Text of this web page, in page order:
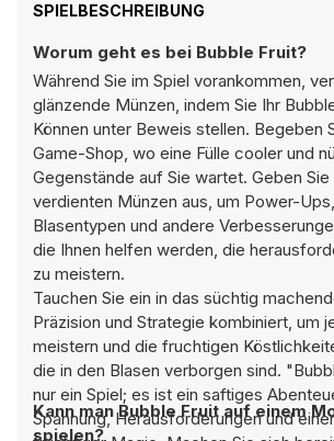
SPIELBESCHREIBUNG
Worum geht es bei Bubble Fruit?
Während Sie im Spiel vorankommen,
glänzende Münzen, indem Sie Ihr
Können unter Beweis stellen. Begeben
Game-Shop, wo eine Fülle cooler und
Gegenstände auf Sie wartet. Geben Sie
verdienten Münzen aus, um Power-
Blasentypen und andere
die Ihnen helfen werden, die
zu meistern.
Tauchen Sie ein in das süchtig
Präzision und Strategie kombiniert, um
meistern und die fruchtigen
die in den Blasen verborgen sind.
nur ein Spiel; es ist ein saftiges
Spannung, Herausforderungen und
Kann man Bubble Fruit auf einem
spielen?